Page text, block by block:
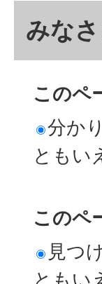
みな
このペ
分か
ともい
このペ
見つ
ともい